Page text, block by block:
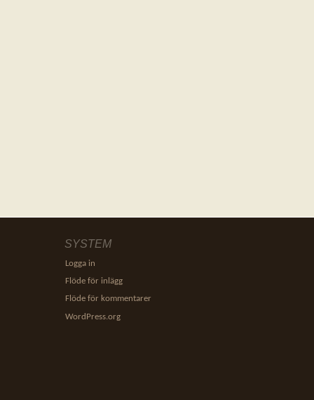
SYSTEM
Logga in
Flöde för inlägg
Flöde för kommentarer
WordPress.org